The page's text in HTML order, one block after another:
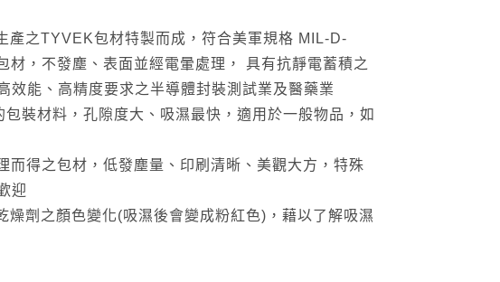
之TYVEK包材特製而成，符合美軍規格 MIL-D-
，不發塵、表面並經電暈處理， 具有抗靜電蓄積之
效能、高精度要求之半導體封裝測試業及醫藥業
裝材料，孔隙度大、吸濕最快，適用於一般物品，如
得之包材，低發塵量、印刷清晰、美觀大方，特殊
迎
劑之顏色變化(吸濕後會變成粉紅色)，藉以了解吸濕